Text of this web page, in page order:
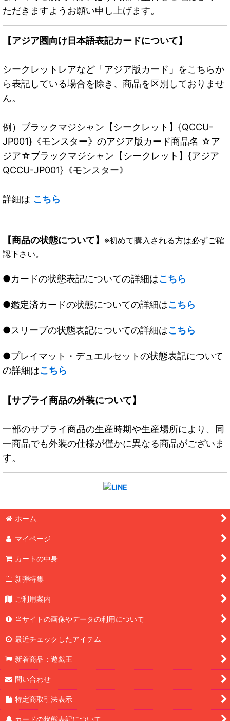
ただきますようお願い申し上げます。
【アジア圏向け日本語表記カードについて】
シークレットレアなど「アジア版カード」をこちらか
ら表記している場合を除き、商品を区別しておりませ
ん。
例）ブラックマジシャン【シークレット】{QCCU-
JP001}《モンスター》のアジア版カード商品名 ☆ア
ジア☆ブラックマジシャン【シークレット】{アジア
QCCU-JP001}《モンスター》
詳細は こちら
【商品の状態について】 ※初めて購入される方は必ずご確
認下さい。
●カードの状態表記についての詳細はこちら
●鑑定済カードの状態についての詳細はこちら
●スリーブの状態表記についての詳細はこちら
●プレイマット・デュエルセットの状態表記について
の詳細はこちら
【サプライ商品の外装について】
一部のサプライ商品の生産時期や生産場所により、同
一商品でも外装の仕様が僅かに異なる商品がございま
す。
ホーム
マイページ
カートの中身
新弾特集
ご利用案内
当サイトの画像やデータの利用について
最近チェックしたアイテム
新着商品：遊戯王
問い合わせ
特定商取引法表示
カードの状態表記について